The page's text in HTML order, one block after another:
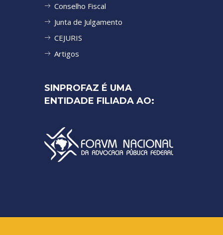
Conselho Fiscal
Junta de Julgamento
CEJURIS
Artigos
SINPROFAZ É UMA
ENTIDADE FILIADA AO: